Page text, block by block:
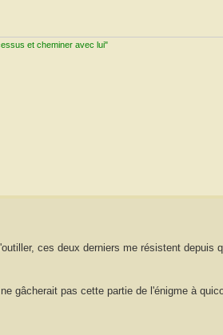
et cheminer avec lui"
ces deux derniers me résistent depuis
gâcherait pas cette partie de l'énigme à